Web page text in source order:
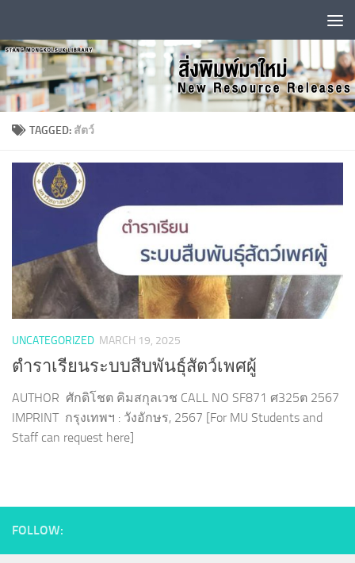
TAGGED: สัตว์
UNCATEGORIZED MARCH 19, 2025
ตำราเรียนระบบสืบพันธุ์สัตว์เพศผู้
AUTHOR ศักดิโชต คิมสกุลเวช CALL NO SF871 ศ325ต 2567
IMPRINT กรุงเทพฯ : วังอักษร, 2567 [For MU Students and
Staff can request here]
FOLLOW: